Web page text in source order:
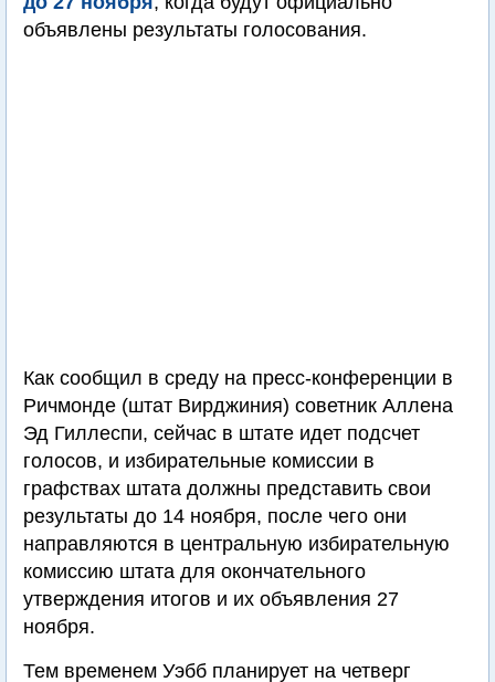
объявлены результаты голосования.
Как сообщил в среду на пресс-конференции в
Ричмонде (штат Вирджиния) советник Аллена
Эд Гиллеспи, сейчас в штате идет подсчет
голосов, и избирательные комиссии в
графствах штата должны представить свои
результаты до 14 ноября, после чего они
направляются в центральную избирательную
комиссию штата для окончательного
утверждения итогов и их объявления 27
ноября.
Тем временем Уэбб планирует на четверг